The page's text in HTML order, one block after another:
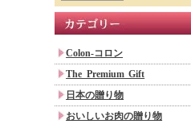
Colon-コロン
The Premium Gift
日本の贈り物
おいしいお肉の贈り物